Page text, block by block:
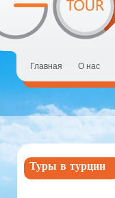
Главная О нас
Туры в турции